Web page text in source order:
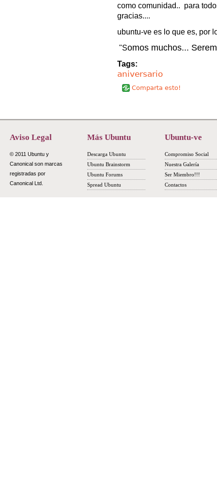
como comunidad.. para
gracias....
ubuntu-ve es lo que es, por
"Somos muchos...
Tags:
aniversario
Comparta esto!
Aviso Legal
© 2011 Ubuntu y
Canonical son marcas
registradas por
Canonical Ltd.
Más Ubuntu
Descarga Ubuntu
Ubuntu Brainstorm
Ubuntu Forums
Spread Ubuntu
Ubuntu-ve
Compromiso Social
Nuestra Galería
Ser Miembro!!!
Contactos